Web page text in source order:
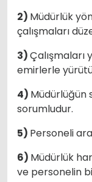
2) Müdürlük
çalışmaları
3)Çalışmaları
emirlerle
4) Müdürlüğün
sorumludur.
5) Personeli
6) Müdürlük
ve personelin